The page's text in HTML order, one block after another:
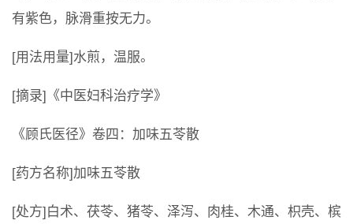
有紫色，脉滑重按无力。
[用法用量]水煎，温服。
[摘录]《中医妇科治疗学》
《顾氏医径》卷四：加味五苓散
[药方名称]加味五苓散
[处方]白术、茯苓、猪苓、泽泻、肉桂、木通、枳壳、槟